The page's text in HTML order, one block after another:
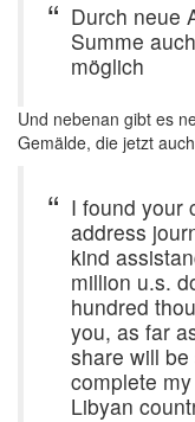
Durch neue
Summe
möglich
Und nebenan gibt es
Gemälde, die jetzt
I found your
address
kind
million u.s.
hundred
you, as far
share will
complete
Libyan